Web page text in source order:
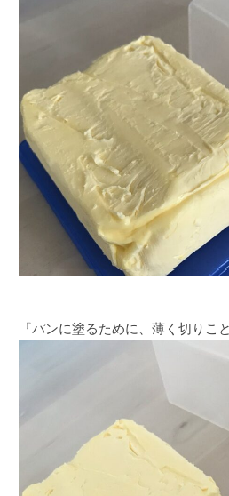
『パンに塗るために、薄く切りこ